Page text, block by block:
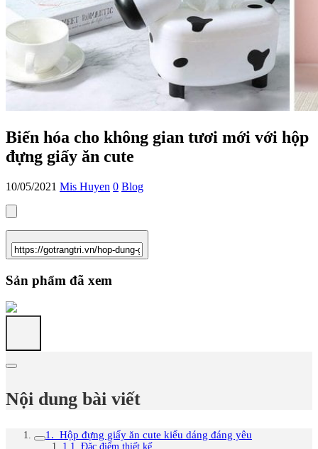
Biến hóa cho không gian tươi mới với hộp
đựng giấy ăn cute
10/05/2021 Mis Huyen 0 Blog
Sản phẩm đã xem
Nội dung bài viết
1. Hộp đựng giấy ăn cute kiểu dáng đáng yêu
1.1. Đặc điểm thiết kế